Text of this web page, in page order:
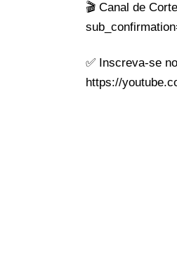
🎬 Canal de
✅ Inscreva-se
https://